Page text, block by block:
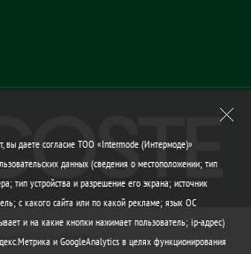
качества
вы даете согласие ТОО «Intermode (Интермоде)»
данных (сведения о местоположении; тип
тип устройства и разрешение его экрана; источник
с какого сайта или по какой рекламе; язык ОС
и на какие кнопки нажимает пользователь; ip-адрес)
и GoogleAnalytics в целях функционирования